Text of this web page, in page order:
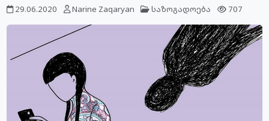
29.06.2020 Narine Zaqaryan საზოგადოება 707